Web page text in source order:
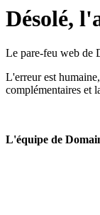
Désolé,
Le pare-feu web de
L'erreur est
complémentaires et
L'équipe de